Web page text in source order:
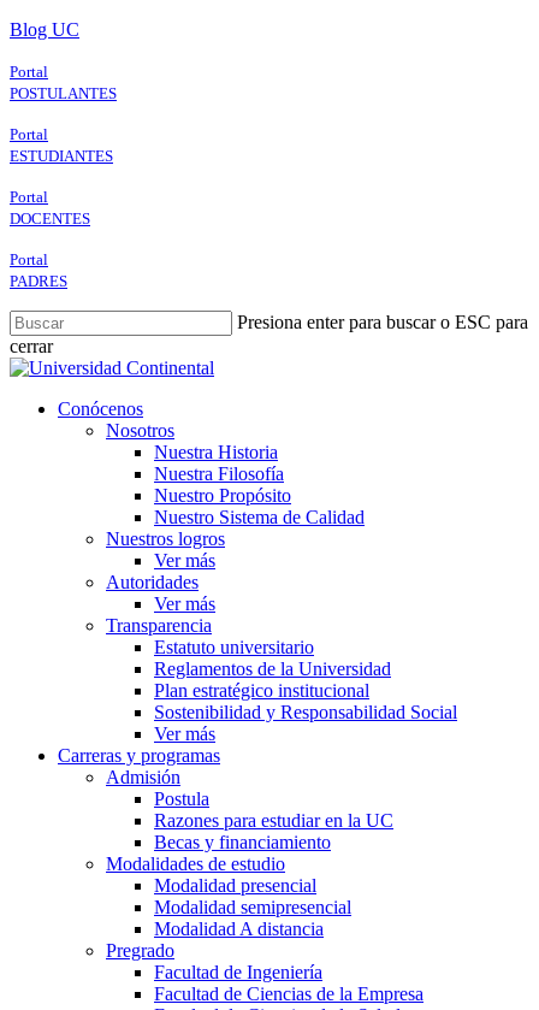
Skip
main
content
Blog UC
Portal
POSTULANTES
Portal
ESTUDIANTES
Portal
DOCENTES
Portal
PADRES
Presiona enter para buscar o ESC para
cerrar
Close
search
Menu
Conócenos
Nosotros
Nuestra Historia
Nuestra Filosofía
Nuestro Propósito
Nuestro Sistema de Calidad
Nuestros logros
Ver más
Autoridades
Ver más
Transparencia
Estatuto universitario
Reglamentos de la Universidad
Plan estratégico institucional
Sostenibilidad y Responsabilidad Social
Ver más
Carreras y programas
Admisión
Postula
Razones para estudiar en la UC
Becas y financiamiento
Modalidades de estudio
Modalidad presencial
Modalidad semipresencial
Modalidad A distancia
Pregrado
Facultad de Ingeniería
Facultad de Ciencias de la Empresa